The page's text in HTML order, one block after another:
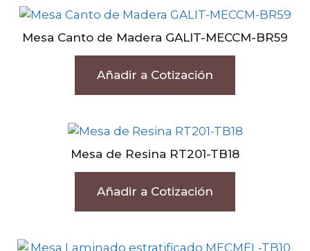
Mesa Canto de Madera GALIT-MECCM-BR59
Añadir a Cotización
Mesa de Resina RT201-TB18
Añadir a Cotización